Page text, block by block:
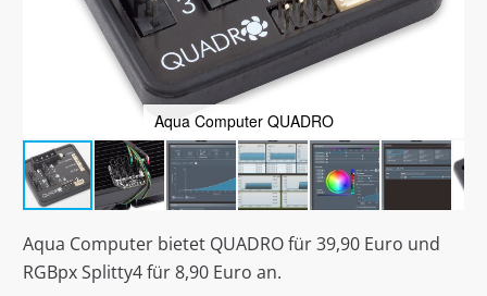
Aqua Computer QUADRO
Aqua Computer bietet QUADRO für 39,90 Euro und
RGBpx Splitty4 für 8,90 Euro an.